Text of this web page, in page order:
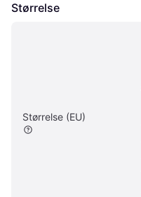
Størrelse
Størrelse (EU)